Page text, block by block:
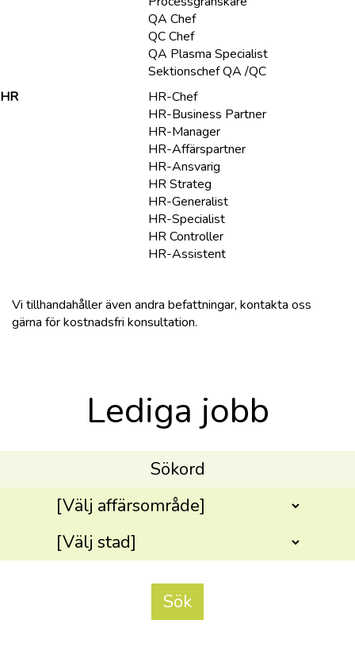
QA Chef
QC Chef
QA Plasma Specialist
Sektionschef QA /QC
HR
HR-Chef
HR-Business Partner
HR-Manager
HR-Affärspartner
HR-Ansvarig
HR Strateg
HR-Generalist
HR-Specialist
HR Controller
HR-Assistent
Vi tillhandahåller även andra befattningar, kontakta oss
gärna för kostnadsfri konsultation.
Lediga jobb